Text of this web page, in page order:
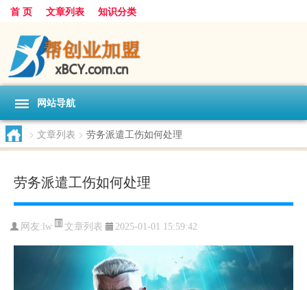
首 页 文章列表 知识分类
网站导航
> 文章列表 > 劳务派遣工伤如何处理
劳务派遣工伤如何处理
网友: lw 文章列表 2025-01-01 15:59:42